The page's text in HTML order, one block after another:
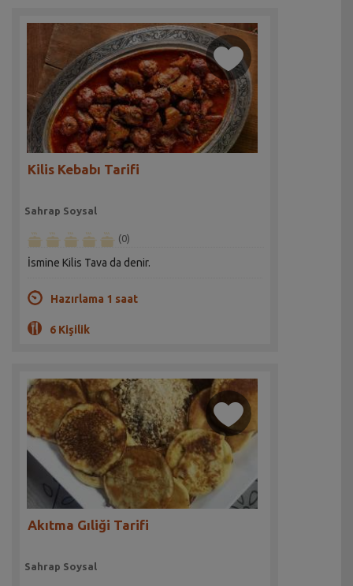
Kilis Kebabı Tarifi
Sahrap Soysal
(0)
İsmine Kilis Tava da denir.
Hazırlama 1 saat
6 Kişilik
Akıtma Gıliği Tarifi
Sahrap Soysal